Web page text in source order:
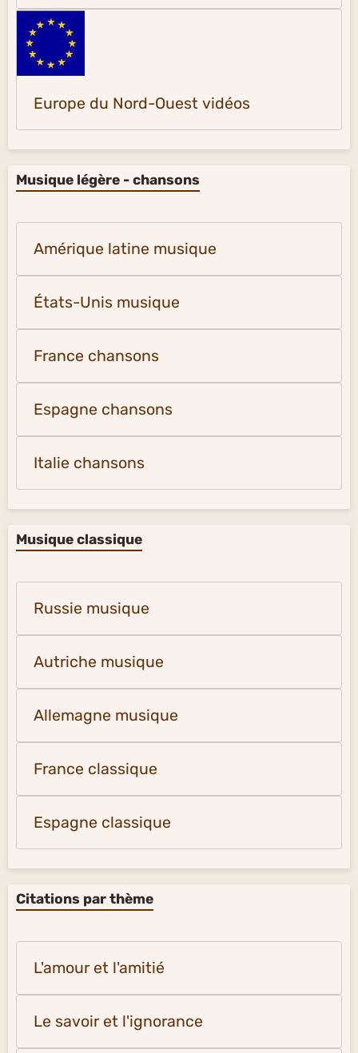
Europe du Nord-Ouest vidéos
Musique légère - chansons
Amérique latine musique
États-Unis musique
France chansons
Espagne chansons
Italie chansons
Musique classique
Russie musique
Autriche musique
Allemagne musique
France classique
Espagne classique
Citations par thème
L'amour et l'amitié
Le savoir et l'ignorance